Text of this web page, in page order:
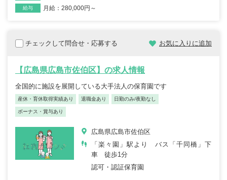
給与 月給：280,000円～
チェックして問合せ・応募する お気に入りに追加
【広島県広島市佐伯区】の求人情報
全国的に施設を展開している大手法人の保育園です
産休・育休取得実績あり 退職金あり 日勤のみ/夜勤なし
ボーナス・賞与あり
広島県広島市佐伯区
「楽々園」駅より バス「千同橋」下
車 徒歩1分
認可・認証保育園